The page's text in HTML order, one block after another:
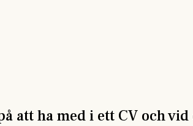
att ha med i ett CV och vid